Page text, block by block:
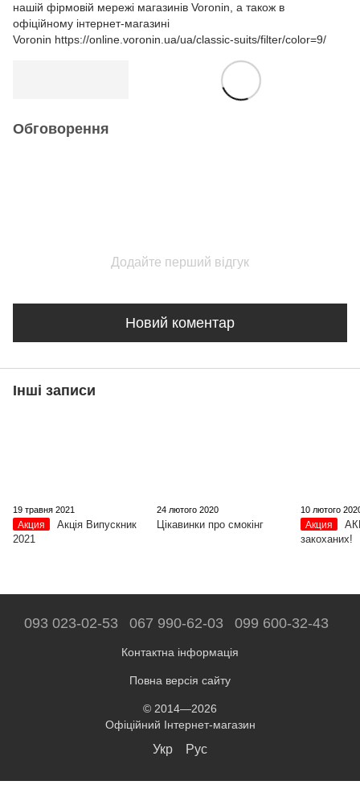
нашій фірмовій мережі магазинів Voronin, а також в
офіційному інтернет-магазині
Voronin https://online.voronin.ua/ua/classic-suits/filter/color=9/
Обговорення
Додайте перший відгук
Новий коментар
Інші записи
19 травня 2021
Акция
Акція Випускник
2021
24 лютого 2020
Цікавинки про смокінг
10 лютого
Акция
закоханих!
093 023-02-53 067 990-62-03 099 600-32-43
Контактна інформація
Повна версія сайту
© 2014—2026
Офіційний Інтернет-магазин
Укр Рус